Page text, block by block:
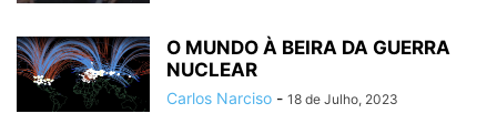
O MUNDO À BEIRA DA GUERRA
NUCLEAR
Carlos Narciso - 18 de Julho, 2023